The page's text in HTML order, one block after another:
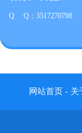
Q Q：3517270798
网站首页 - 关